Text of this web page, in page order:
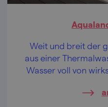
Weit und breit der
aus einer
Wasser voll von